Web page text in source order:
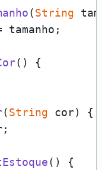
(String
tamanho;
( ) {
(String cor) {
( ) {